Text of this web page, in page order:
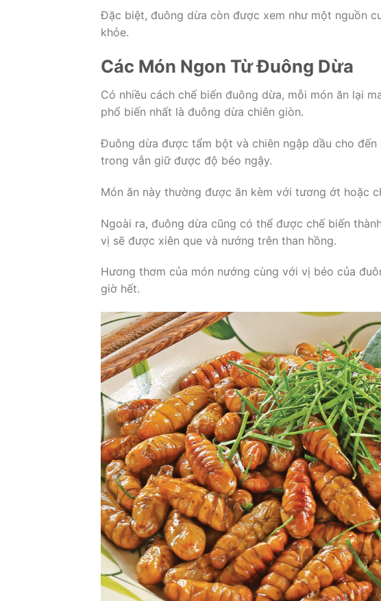
Đặc biệt, đuông dừa còn được xem như một nguồn
khỏe.
Các Món Ngon Từ Đuông Dừa
Có nhiều cách chế biến đuông dừa, mỗi món ăn lại
phổ biến nhất là đuông dừa chiên giòn.
Đuông dừa được tẩm bột và chiên ngập dầu cho
trong vẫn giữ được độ béo ngậy.
Món ăn này thường được ăn kèm với tương ớt hoặc
Ngoài ra, đuông dừa cũng có thể được chế biến
vị sẽ được xiên que và nướng trên than hồng.
Hương thơm của món nướng cùng với vị béo của
giờ hết.